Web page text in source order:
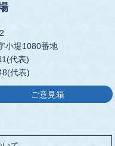
小堤1080番地
代表)
代表)
ご意見箱